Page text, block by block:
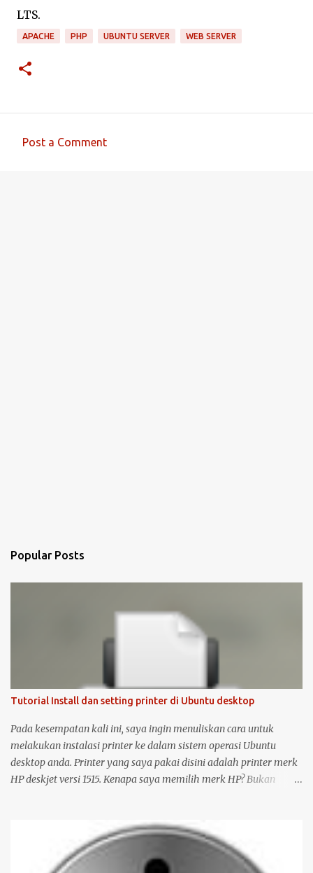
LTS.
APACHE PHP UBUNTU SERVER WEB SERVER
Post a Comment
Popular Posts
Tutorial Install dan setting printer di Ubuntu desktop
Pada kesempatan kali ini, saya ingin menuliskan cara untuk
melakukan instalasi printer ke dalam sistem operasi Ubuntu
desktop anda. Printer yang saya pakai disini adalah printer merk
HP deskjet versi 1515. Kenapa saya memilih merk HP? Bukan
open source seperti Ubuntu . Langsung saja saya mulai langkah-
langkah untuk instalasi printer HP 1515 di Ubuntu desktop . Cara
ini bisa juga digunakan untuk merk printer lainnya, hanya saja